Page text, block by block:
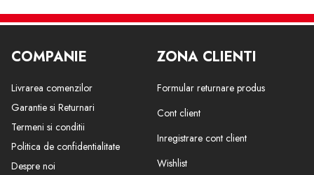
1 husa pentru spatarul scaunului din spate
carlige montare
COMPANIE
Livrarea comenzilor
Garantie si Returnari
Termeni si conditii
Politica de confidentialitate
Despre noi
ZONA CLIENTI
Formular returnare produs
Cont client
Inregistrare cont client
Wishlist